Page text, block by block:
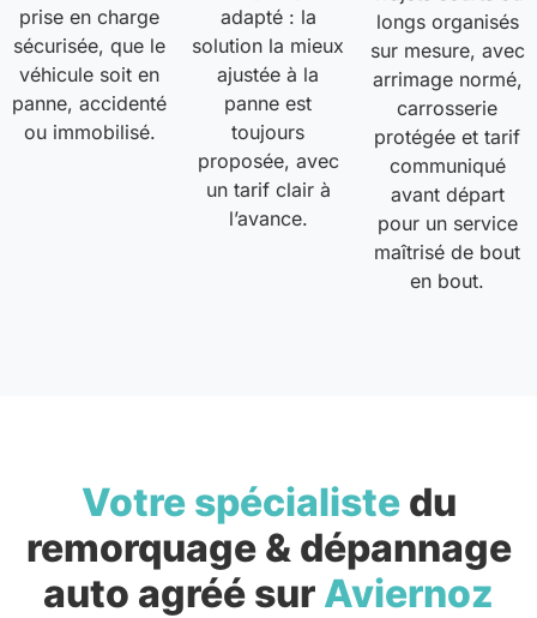
prise en charge
sécurisée, que le
véhicule soit en
panne, accidenté
ou immobilisé.
adapté : la
solution la mieux
ajustée à la
panne est
toujours
proposée, avec
un tarif clair à
l’avance.
longs organisés
sur mesure, avec
arrimage normé,
carrosserie
protégée et tarif
communiqué
avant départ
pour un service
maîtrisé de bout
en bout.
Votre spécialistedu
remorquage & dépannage
auto agréé sur Aviernoz